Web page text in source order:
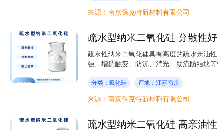
来源：南京保克特新材料有限公司
疏水型纳米二氧化硅 分散性
疏水性纳米二氧化硅具有高度的疏水亲油
强、增稠触变、防沉、消光、助流防结块
分类：氧化硅 产地：江苏南京
来源：南京保克特新材料有限公司
疏水型纳米二氧化硅 高亲油